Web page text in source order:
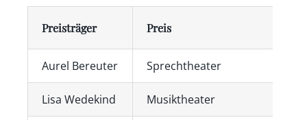
Preisträger Preis
Aurel Bereuter Sprechtheater
Lisa Wedekind Musiktheater